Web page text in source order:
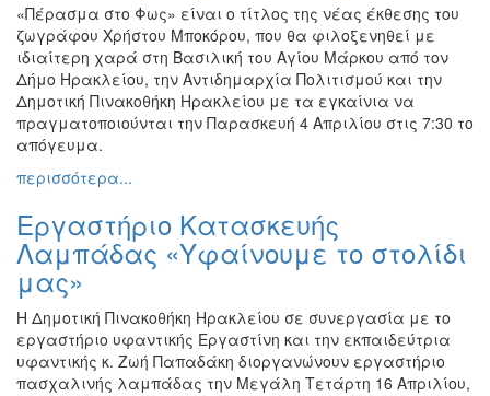
Άλλες
Εκδηλώσεις
ΤΟΠΟΣ
ΔΗΜΟΣ
ΠΟΛΙΤΙΣΜΟΣ
ΑΝΘΕΚΤΙΚΗ
ΠΟΛΗ
«Πέρασμα στο Φως» είναι ο τίτλος της νέας έκθεσης του
ζωγράφου Χρήστου Μποκόρου, που θα φιλοξενηθεί με
ιδιαίτερη χαρά στη Βασιλική του Αγίου Μάρκου από τον
Δήμο Ηρακλείου, την Αντιδημαρχία Πολιτισμού και την
Δημοτική Πινακοθήκη Ηρακλείου με τα εγκαίνια να
πραγματοποιούνται την Παρασκευή 4 Απριλίου στις 7:30 το
απόγευμα.
περισσότερα...
Εργαστήριο Κατασκευής
Λαμπάδας «Υφαίνουμε το στολίδι
μας»
Η Δημοτική Πινακοθήκη Ηρακλείου σε συνεργασία με το
εργαστήριο υφαντικής Εργαστίνη και την εκπαιδεύτρια
υφαντικής κ. Ζωή Παπαδάκη διοργανώνουν εργαστήριο
πασχαλινής λαμπάδας την Μεγάλη Τετάρτη 16 Απριλίου,